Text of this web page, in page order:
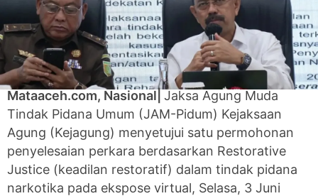
Mataaceh.com, Nasional| Jaksa Agung Muda
Tindak Pidana Umum (JAM-Pidum) Kejaksaan
Agung (Kejagung) menyetujui satu permohonan
penyelesaian perkara berdasarkan Restorative
Justice (keadilan restoratif) dalam tindak pidana
narkotika pada ekspose virtual, Selasa, 3 Juni